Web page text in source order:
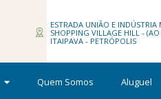
ESTRADA UNIÃO E INDÚSTRIA
SHOPPING VILLAGE HILL -
ITAIPAVA - PETRÓPOLIS
Quem Somos Aluguel